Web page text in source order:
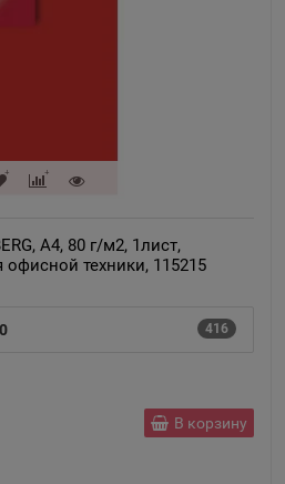
А4, 80 г/м2, 1лист,
офисной техники, 115215
416
В корзину